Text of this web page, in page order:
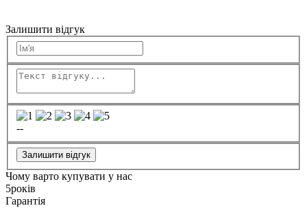
Залишити відгук
--
Залишити відгук
Чому варто купувати у нас
5років
Гарантія